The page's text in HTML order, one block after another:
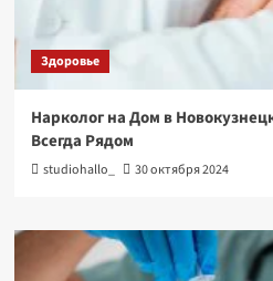
Здоровье
Нарколог на Дом в
Всегда Рядом
studiohallo_ 30 октября 2024